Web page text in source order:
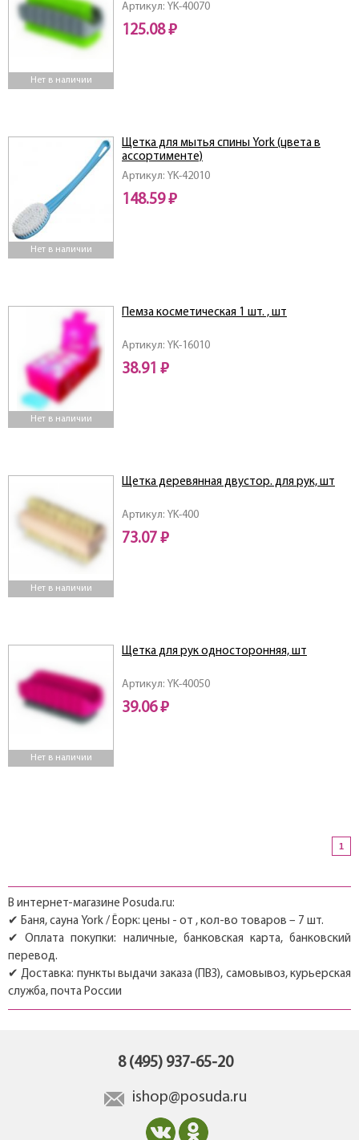
Нет в наличии
Артикул: YK-40070
125.08 ₽
Нет в наличии
Артикул: YK-42010
Щетка для мытья спины York (цвета в
ассортименте)
148.59 ₽
Нет в наличии
Артикул: YK-16010
Пемза косметическая 1 шт. , шт
38.91 ₽
Нет в наличии
Артикул: YK-400
Щетка деревянная двустор. для рук, шт
73.07 ₽
Нет в наличии
Артикул: YK-40050
Щетка для рук односторонняя, шт
39.06 ₽
1
В интернет-магазине Posuda.ru:
✔ Баня, сауна York / Ёорк: цены - от , кол-во товаров – 7 шт.
✔ Оплата покупки: наличные, банковская карта, банковский
перевод.
✔ Доставка: пункты выдачи заказа (ПВЗ), самовывоз, курьерская
служба, почта России
8 (495) 937-65-20
ishop@posuda.ru